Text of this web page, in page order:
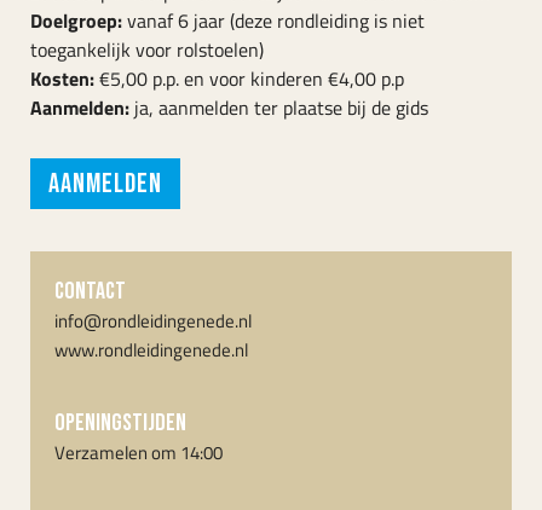
Doelgroep:vanaf 6 jaar (deze rondleiding is niet
toegankelijk voor rolstoelen)
Kosten:€5,00 p.p. en voor kinderen €4,00 p.p
Aanmelden: ja, aanmelden ter plaatse bij de gids
Aanmelden
CONTACT
info@rondleidingenede.nl
www.rondleidingenede.nl
OPENINGSTIJDEN
Verzamelen om 14:00